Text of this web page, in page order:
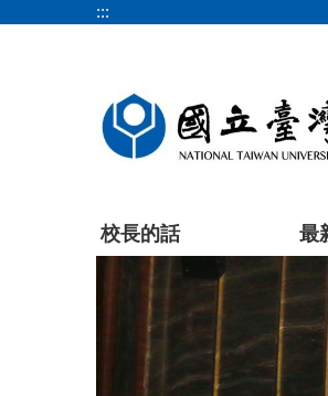
:::
校長的話 最